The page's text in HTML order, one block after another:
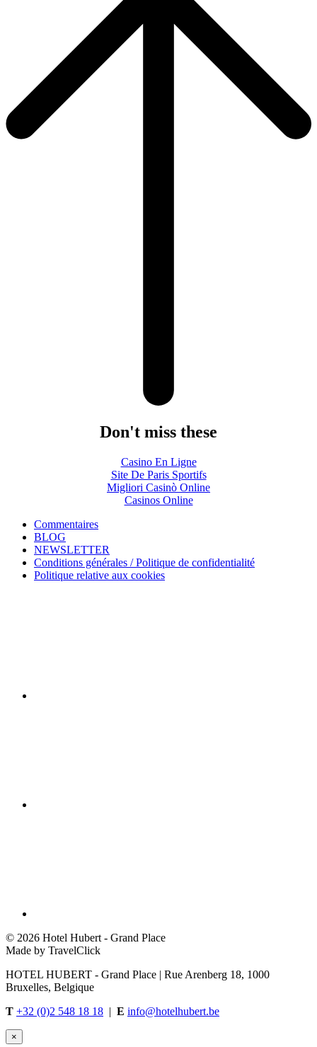
Don't miss these
Casino En Ligne
Site De Paris Sportifs
Migliori Casinò Online
Casinos Online
Commentaires
BLOG
NEWSLETTER
Conditions générales / Politique de confidentialité
Politique relative aux cookies
© 2026 Hotel Hubert - Grand Place
Made by TravelClick
HOTEL HUBERT - Grand Place | Rue Arenberg 18, 1000
Bruxelles, Belgique
T +32 (0)2 548 18 18 | E info@hotelhubert.be
×